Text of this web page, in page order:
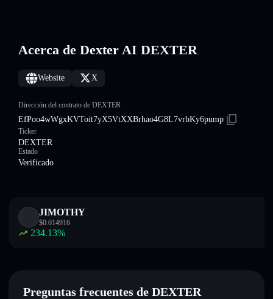
Acerca de Dexter AI DEXTER
Website X
Dirección del contrato de DEXTER
EfPoo4wWgxKVToit7yX5VtXXBrhao4G8L7vrbKy6pump
Ticker
DEXTER
Estado
Verificado
JIMOTHY
$0.014916
234.13%
Preguntas frecuentes de DEXTER